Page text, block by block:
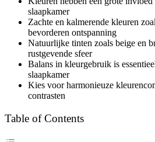
slaapkamer
Zachte en kalmerende kleuren
bevorderen ontspanning
Natuurlijke tinten zoals beige en
rustgevende sfeer
Balans in kleurgebruik is
slaapkamer
Kies voor harmonieuze
contrasten
Table of Contents